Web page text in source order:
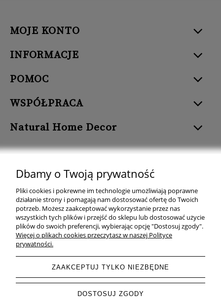
MOJE KONTO
INFORMACJE
POMOC
WSPÓŁPRACA
Natural Home Decor
Natural Home Decor | E-mail: sklep at naturalhomedecor.pl | Tel.:
507 707 299
| NIP: 7971800592 | REGON: 381429127
Copyright © 2026 - Naturalhomedecor.pl
Dbamy o Twoją prywatność
Pliki cookies i pokrewne im technologie umożliwiają poprawne
działanie strony i pomagają nam dostosować ofertę do Twoich
potrzeb. Możesz zaakceptować wykorzystanie przez nas
wszystkich tych plików i przejść do sklepu lub dostosować użycie
plików do swoich preferencji, wybierając opcję "Dostosuj zgody".
Więcej o plikach cookies przeczytasz w naszej Polityce
prywatności.
ZAAKCEPTUJ TYLKO NIEZBĘDNE
DOSTOSUJ ZGODY